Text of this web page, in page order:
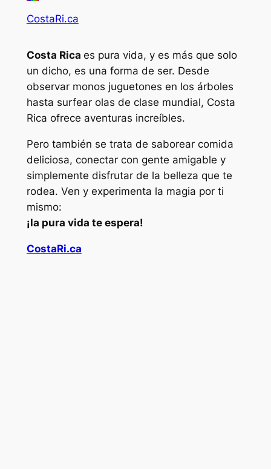
CostaRi.ca
Costa Rica es pura vida, y es más que solo
un dicho, es una forma de ser. Desde
observar monos juguetones en los árboles
hasta surfear olas de clase mundial, Costa
Rica ofrece aventuras increíbles.
Pero también se trata de saborear comida
deliciosa, conectar con gente amigable y
simplemente disfrutar de la belleza que te
rodea. Ven y experimenta la magia por ti
mismo:
¡la pura vida te espera!
CostaRi.ca